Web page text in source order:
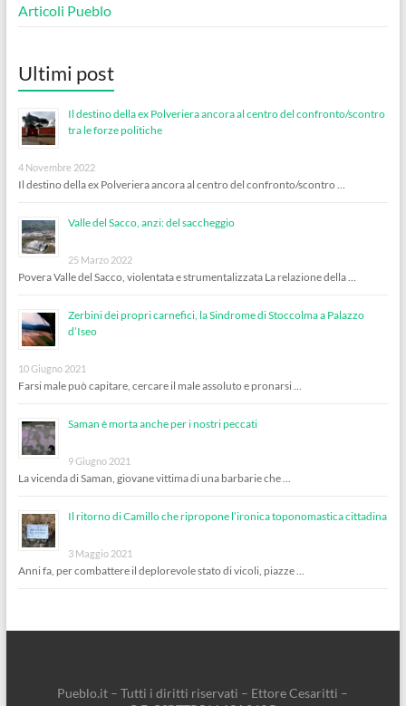
Articoli Pueblo
Ultimi post
Il destino della ex Polveriera ancora al centro del confronto/scontro
tra le forze politiche
4 Novembre 2022
Il destino della ex Polveriera ancora al centro del confronto/scontro …
Valle del Sacco, anzi: del saccheggio
25 Marzo 2022
Povera Valle del Sacco, violentata e strumentalizzata La relazione della …
Zerbini dei propri carnefici, la Sindrome di Stoccolma a Palazzo
d’Iseo
10 Giugno 2021
Farsi male può capitare, cercare il male assoluto e pronarsi …
Saman è morta anche per i nostri peccati
9 Giugno 2021
La vicenda di Saman, giovane vittima di una barbarie che …
Il ritorno di Camillo che ripropone l’ironica toponomastica cittadina
3 Maggio 2021
Anni fa, per combattere il deplorevole stato di vicoli, piazze …
Pueblo.it – Tutti i diritti riservati – Ettore Cesaritti –